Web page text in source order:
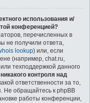
использования и/
конференцией?
перечисленных в
не получили ответа,
lookup) или, если
(например, chat.ru,
техподдержкой данного
контроля над
ответственности за то,
Не обращайтесь к phpBB
работы конференции,